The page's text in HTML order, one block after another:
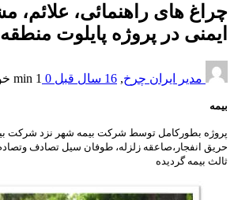
چراغ های راهنمائی، علائم،
ایمنی در پروژه پايلوت منطقه8
مدیر ایران چرخ, 16 سال قبل 0
1 min
بیمه
پروژه بطورکامل توسط شرکت بیمه شهر نزد شرکت
حریق انفجار،صاعقه زلزله، طوفان سیل تصادف
ثالث بیمه گردیده